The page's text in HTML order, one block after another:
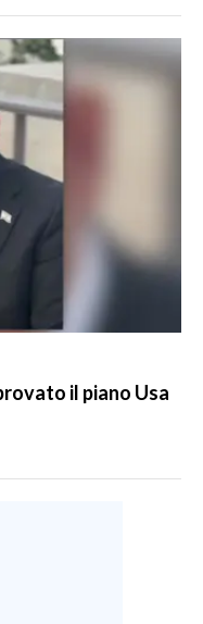
il piano Usa